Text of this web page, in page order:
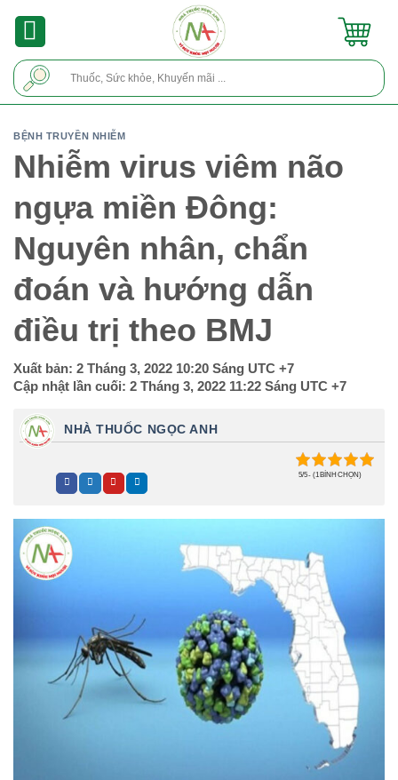
BỆNH TRUYỀN NHIỄM
Nhiễm virus viêm não
ngựa miền Đông:
Nguyên nhân, chẩn
đoán và hướng dẫn
điều trị theo BMJ
Xuất bản: 2 Tháng 3, 2022 10:20 Sáng UTC +7
Cập nhật lần cuối: 2 Tháng 3, 2022 11:22 Sáng UTC +7
NHÀ THUỐC NGỌC ANH
5/5 - (1 BÌNH CHỌN)